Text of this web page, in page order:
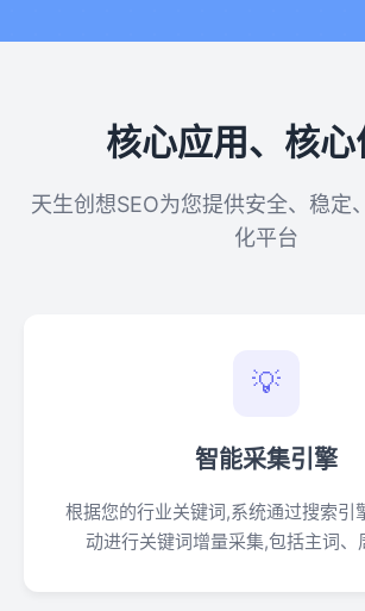
核心应用、核心
天生创想SEO为您提供安全、稳定
化平台
💡
智能采集引擎
根据您的行业关键词,系统通过搜索引
动进行关键词增量采集,包括主词、